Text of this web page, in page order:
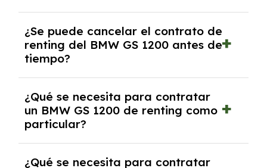
tendrás que pagar ningún tipo de entrada
salvo en casos que lo exija el proveedor
debido al resultado del estudio de viabilidad
económica.
¿Se puede cancelar el contrato de
renting del BMW GS 1200 antes de
tiempo?
pero puede haber penalizaciones por
cancelación anticipada. Es importante revisar
las condiciones del contrato y hablar con un
experto que te asesore.
¿Qué se necesita para contratar
un BMW GS 1200 de renting como
particular?
y, en algunos casos, una consulta de solvencia
¿Qué se necesita para contratar